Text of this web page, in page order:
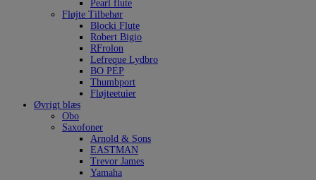
Pearl flute
Fløjte Tilbehør
Blocki Flute
Robert Bigio
RFrolon
Lefreque Lydbro
BO PEP
Thumbport
Fløjteetuier
Øvrigt blæs
Obo
Saxofoner
Arnold & Sons
EASTMAN
Trevor James
Yamaha